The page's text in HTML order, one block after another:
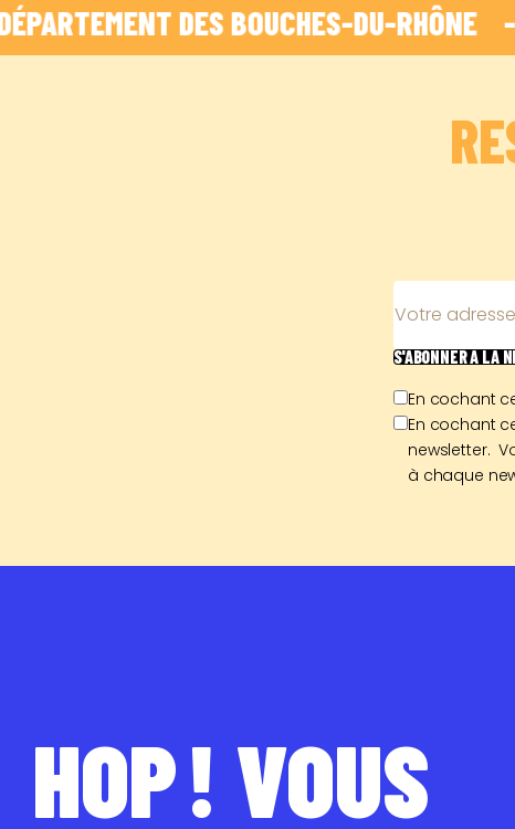
DES BOUCHES-DU-RHÔNE    -
Votre
S'ABONNERÀ LA
En cochant
En cochant
newsletter.
à chaque
HOP ! VOUS